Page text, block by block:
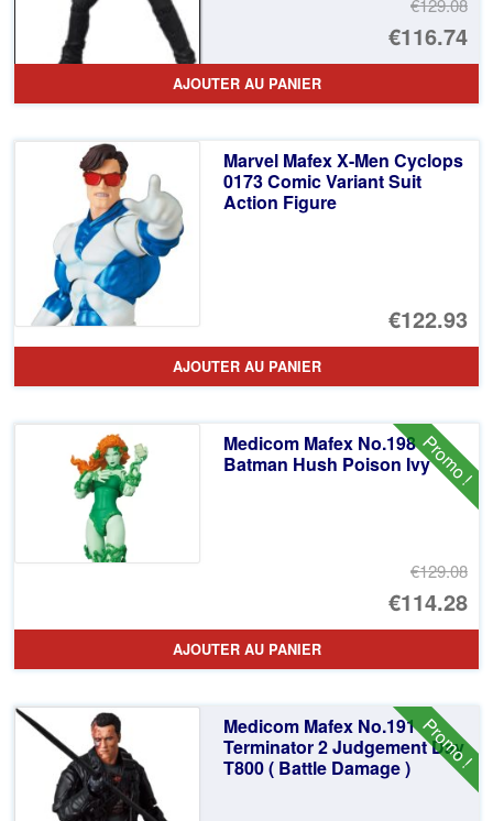
€129.08
Le
€116.74
Le
AJOUTER AU PANIER
Marvel Mafex X-Men Cyclops
0173 Comic Variant Suit
Action Figure
€122.93
AJOUTER AU PANIER
Promo !
Medicom Mafex No.198
Batman Hush Poison Ivy
€129.08
Le
€114.28
Le
AJOUTER AU PANIER
Promo !
Medicom Mafex No.191
Terminator 2 Judgement Day
T800 ( Battle Damage )